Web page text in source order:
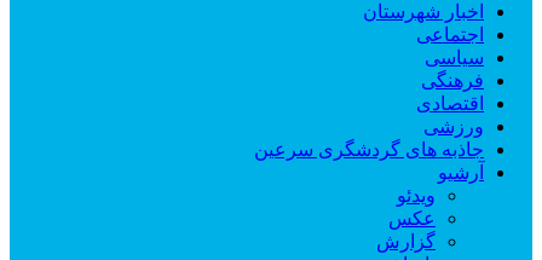
اخبار شهرستان
اجتماعی
سیاسی
فرهنگی
اقتصادی
ورزشی
جاذبه های گردشگری سرعین
آرشیو
ویدئو
عکس
گزارش